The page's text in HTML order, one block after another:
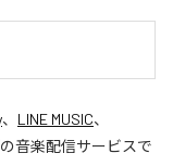
、 LINE MUSIC、
音楽配信サービスで